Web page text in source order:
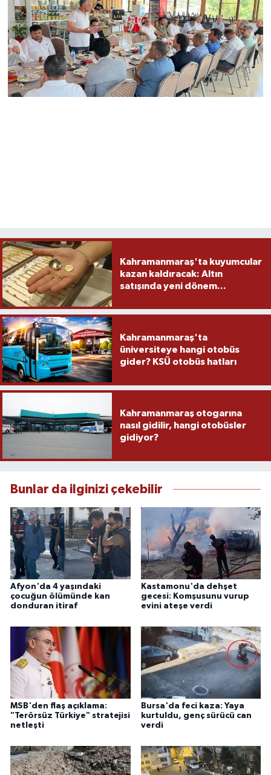
Kahramanmaraş'ta kuyumcular
kazan kaldıracak: Altın
satışında yeni dönem...
Kahramanmaraş'ta
üniversiteye hangi otobüs
gider? KSÜ otobüs hatları
Kahramanmaraş otogarına
nasıl gidilir, hangi otobüsler
gidiyor?
Bunlar da ilginizi çekebilir
Afyon'da 4 yaşındaki
çocuğun ölümünde kan
donduran itiraf
Kastamonu'da dehşet
gecesi: Komşusunu vurup
evini ateşe verdi
MSB'den flaş açıklama:
"Terörsüz Türkiye" stratejisi
netleşti
Bursa'da feci kaza: Yaya
kurtuldu, genç sürücü can
verdi